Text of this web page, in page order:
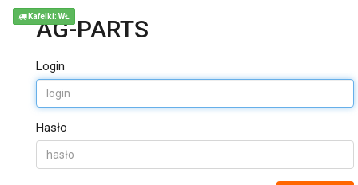
AG-PARTS
Login
Hasło
Kafelki: WŁ